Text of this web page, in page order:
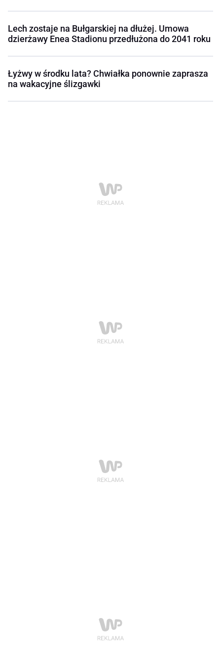
Lech zostaje na Bułgarskiej na dłużej. Umowa
dzierżawy Enea Stadionu przedłużona do 2041 roku
Łyżwy w środku lata? Chwiałka ponownie zaprasza
na wakacyjne ślizgawki